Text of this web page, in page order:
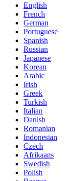
English
French
German
Portuguese
Spanish
Russian
Japanese
Korean
Arabic
Irish
Greek
Turkish
Italian
Danish
Romanian
Indonesian
Czech
Afrikaans
Swedish
Polish